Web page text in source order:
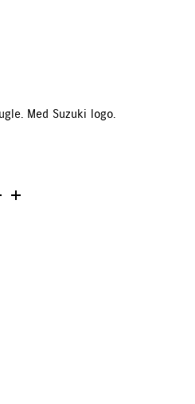
Med Suzuki logo.